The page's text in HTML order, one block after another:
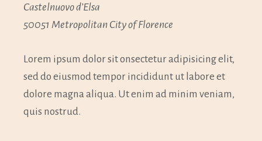
Castelnuovo d’Elsa
50051 Metropolitan City of Florence
Lorem ipsum dolor sit onsectetur adipisicing elit,
sed do eiusmod tempor incididunt ut labore et
dolore magna aliqua. Ut enim ad minim veniam,
quis nostrud.